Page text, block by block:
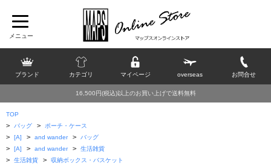
ブランド カテゴリ マイページ overseas お問合せ
16,500円(税込)以上のお買い上げで送料無料
TOP
> バッグ > ポーチ・ケース
> [A] > and wander > バッグ
> [A] > and wander > 生活雑貨
> 生活雑貨 > 収納ボックス・バスケット